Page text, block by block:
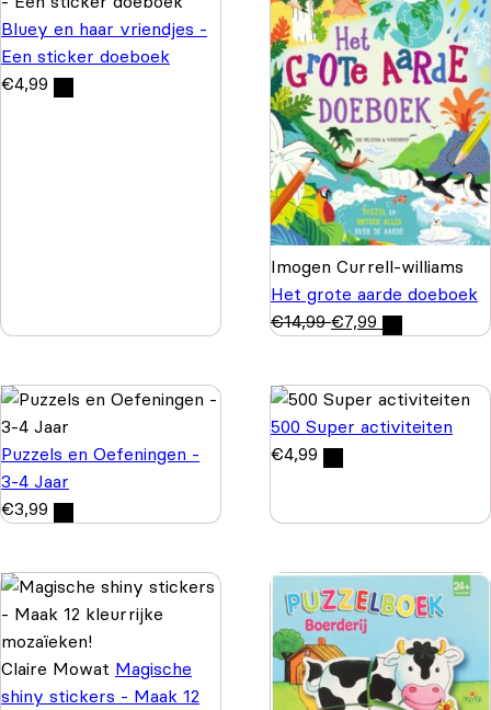
Bluey en haar vriendjes -
Een sticker doeboek
€4,99
Imogen Currell-williams
Het grote aarde doeboek
€14,99 €7,99
Puzzels en Oefeningen -
3-4 Jaar
€3,99
500 Super activiteiten
€4,99
Claire Mowat Magische
shiny stickers - Maak 12